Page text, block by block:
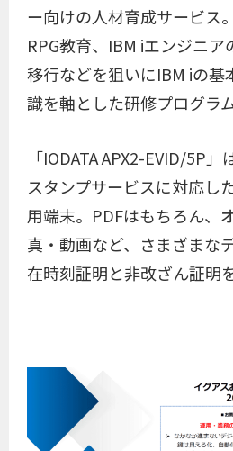
ー向けの人材育成サービス
RPG教育、IBM iエンジニ
移行などを狙いにIBM iの基
識を軸とした研修プログラ
「IODATA APX2-EVID/5P
スタンプサービスに対応し
用端末。PDFはもちろん、
真・動画など、さまざまな
在時刻証明と非改ざん証明